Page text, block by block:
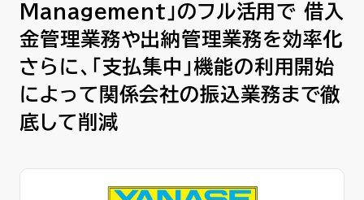
OXYGラインナップ
事例
セミナー
Management」のフル活用で 借入
金管理業務や出納管理業務を効率化
さらに、「支払集中」機能の利用開始
によって関係会社の振込業務まで徹
底して削減